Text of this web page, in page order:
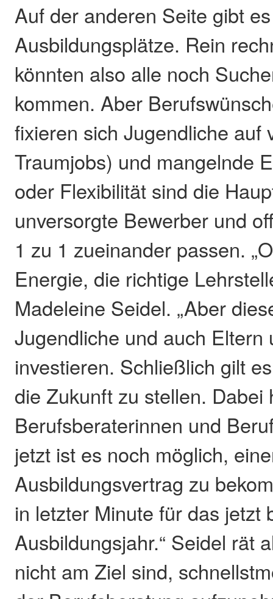
Auf der anderen Seite gibt
Ausbildungsplätze. Rein
könnten also alle noch
kommen. Aber
fixieren sich Jugendliche auf
Traumjobs) und mangelnde
oder Flexibilität sind die
unversorgte Bewerber und
1 zu 1 zueinander passen.
Energie, die richtige
Madeleine Seidel. „Aber
Jugendliche und auch Eltern
investieren. Schließlich gilt
die Zukunft zu stellen. Dabei
Berufsberaterinnen und
jetzt ist es noch möglich,
Ausbildungsvertrag zu
in letzter Minute für das jetzt
Ausbildungsjahr.“ Seidel rät
nicht am Ziel sind,